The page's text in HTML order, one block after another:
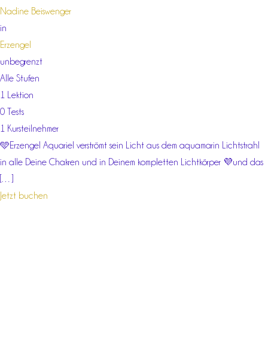
Nadine Beiswenger
in
Erzengel
unbegrenzt
Alle Stufen
1 Lektion
0 Tests
1 Kursteilnehmer
🩵Erzengel Aquariel verströmt sein Licht aus dem aquamarin Lichtstrahl
in alle Deine Chakren und in Deinem kompletten Lichtkörper 💜und das
[…]
Jetzt buchen